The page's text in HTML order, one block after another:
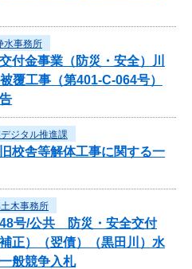
水事務所
金事業（防災・安全）川
覆工事（第401-C-064号）
ジタル推進課
校舎等解体工事に関する一
木事務所
48号/公共 防災・安全交付
正）（翌債）（黒田川）水
般競争入札